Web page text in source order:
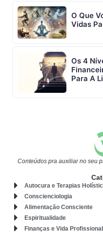
O Que
Vidas
Os 4
Para A
Conteúdos pra auxiliar no seu
Autocura e Terapias
Conscienciologia
Alimentação Consciente
Espiritualidade
Finanças e Vida Profissional